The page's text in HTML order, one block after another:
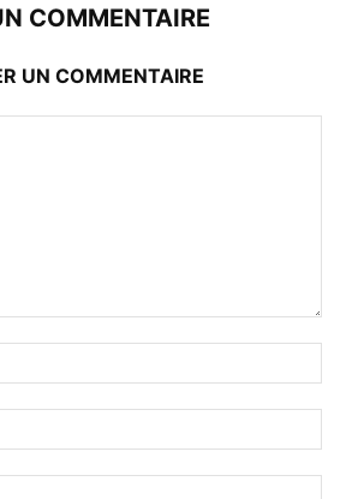
COMMENTAIRE
UN COMMENTAIRE